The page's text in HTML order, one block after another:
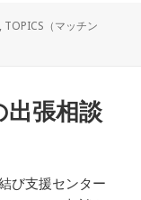
, TOPICS（マッチン
張相談
び支援センター